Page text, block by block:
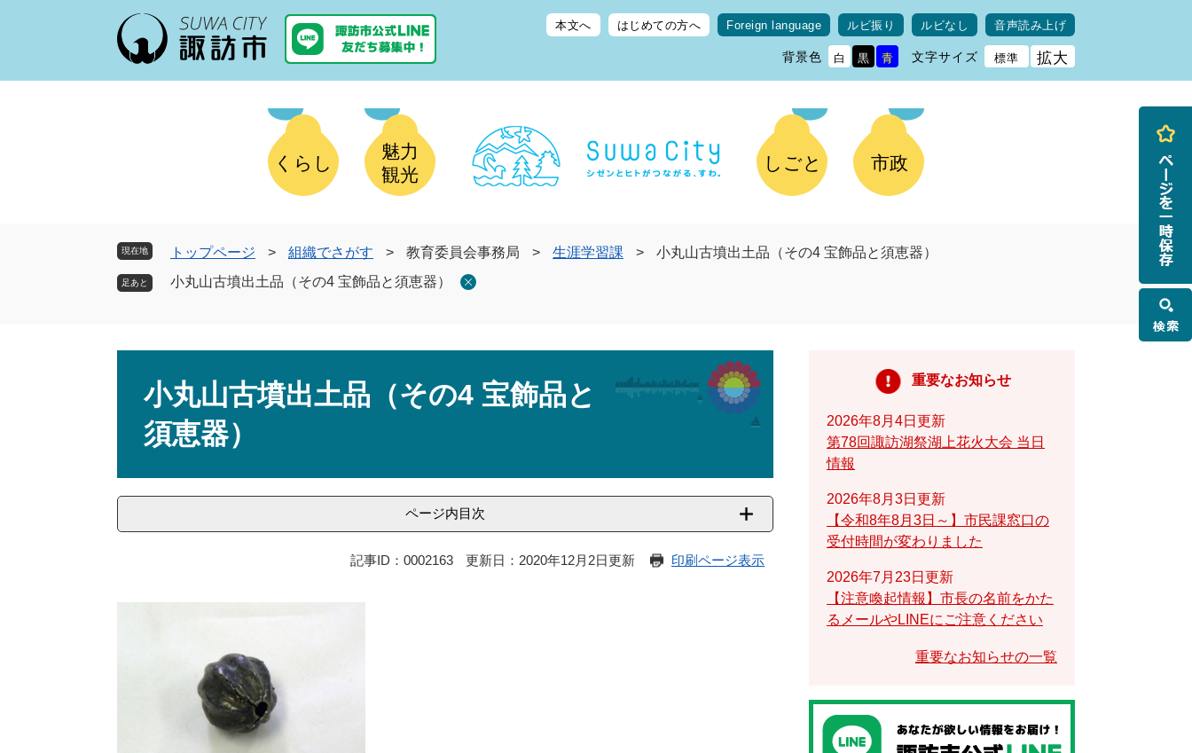
本文へ はじめての方へ Foreign language ルビ振り ルビなし 音声読み上げ
背景色 白 黒 青 文字サイズ 標準 拡大
くらし
魅力
観光
しごと 市政
現在地 トップページ > 組織でさがす > 教育委員会事務局 > 生涯学習課 >
小丸山古墳出土品（その4 宝飾品と須恵器）
小丸山古墳出土品（その4 宝飾品と須恵器）
小丸山古墳出土品（その4 宝飾品と
須恵器）
ページ内目次
記事ID：0002163 更新日：2020年12月2日更新 印刷ページ表示
重要なお知らせ
2026年8月4日更新
第78回諏訪湖祭湖上花火大会 当日
情報
2026年8月3日更新
【令和8年8月3日～】市民課窓口の
受付時間が変わりました
2026年7月23日更新
【注意喚起情報】市長の名前をかた
るメールやLINEにご注意ください
重要なお知らせの一覧